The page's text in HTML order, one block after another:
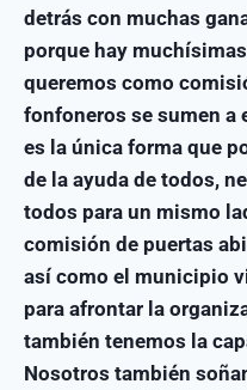
detrás con muchas
porque hay
queremos como
fonfoneros se sumen a
es la única forma que
de la ayuda de todos,
todos para un mismo
comisión de puertas
así como el municipio
para afrontar la
también tenemos la
Nosotros también